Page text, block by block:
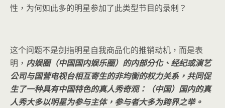
性，为何如此多的明星参加了此类型节目的录制？
这个问题不是剑指明星自我商品化的推销动机，而是表
明， 内娱圈（中国国内娱乐圈）的内部分化、经纪或演艺
公司与国营电视台相互寄生的非均衡的权力关系，共同促
生了一种具有中国特色的真人秀奇观：（中国）国内的真
人秀大多以明星为参与主体，参与者大多为跨界之举。